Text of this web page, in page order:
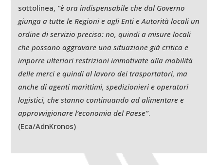
sottolinea, “è ora indispensabile che dal Governo
giunga a tutte le Regioni e agli Enti e Autorità locali un
ordine di servizio preciso: no, quindi a misure locali
che possano aggravare una situazione già critica e
imporre ulteriori restrizioni immotivate alla mobilità
delle merci e quindi al lavoro dei trasportatori, ma
anche di agenti marittimi, spedizionieri e operatori
logistici, che stanno continuando ad alimentare e
approvvigionare l’economia del Paese”.
(Eca/AdnKronos)